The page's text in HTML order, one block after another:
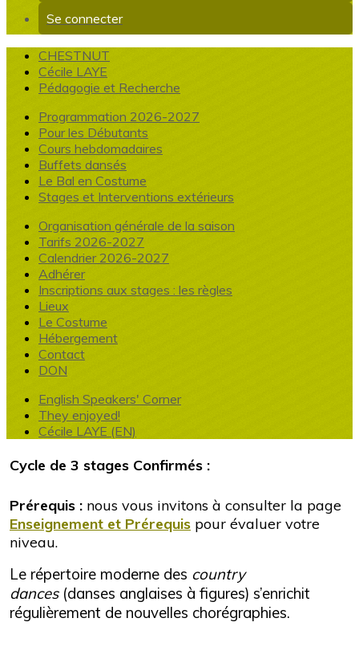
Se connecter
CHESTNUT
Cécile LAYE
Pédagogie et Recherche
Programmation 2026-2027
Pour les Débutants
Cours hebdomadaires
Buffets dansés
Le Bal en Costume
Stages et Interventions extérieurs
Organisation générale de la saison
Tarifs 2026-2027
Calendrier 2026-2027
Adhérer
Inscriptions aux stages : les règles
Lieux
Le Costume
Hébergement
Contact
DON
English Speakers' Corner
They enjoyed!
Cécile LAYE (EN)
Cycle de 3 stages Confirmés :
Prérequis : nous vous invitons à consulter la page
Enseignement et Prérequis pour évaluer votre
niveau.
Le répertoire moderne des country
dances(danses anglaises à figures) s’enrichit
régulièrement de nouvelles chorégraphies.